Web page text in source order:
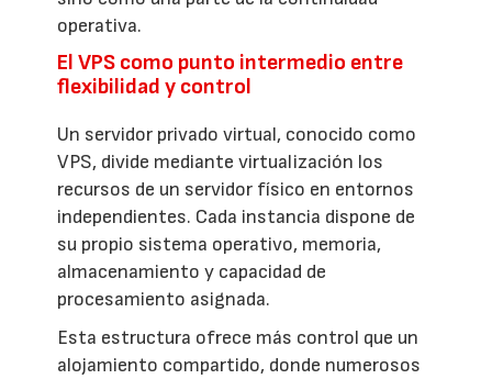
operativa.
El VPS como punto intermedio entre
flexibilidad y control
Un servidor privado virtual, conocido como
VPS, divide mediante virtualización los
recursos de un servidor físico en entornos
independientes. Cada instancia dispone de
su propio sistema operativo, memoria,
almacenamiento y capacidad de
procesamiento asignada.
Esta estructura ofrece más control que un
alojamiento compartido, donde numerosos